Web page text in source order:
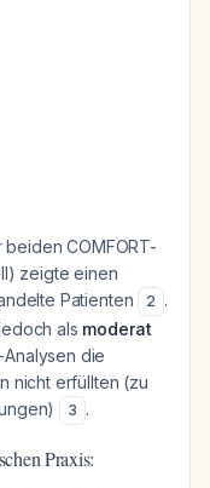
COMFORT-
zeigte einen
Patienten
2 .
als moderat
die
nicht erfüllten (zu
3 .
Praxis: